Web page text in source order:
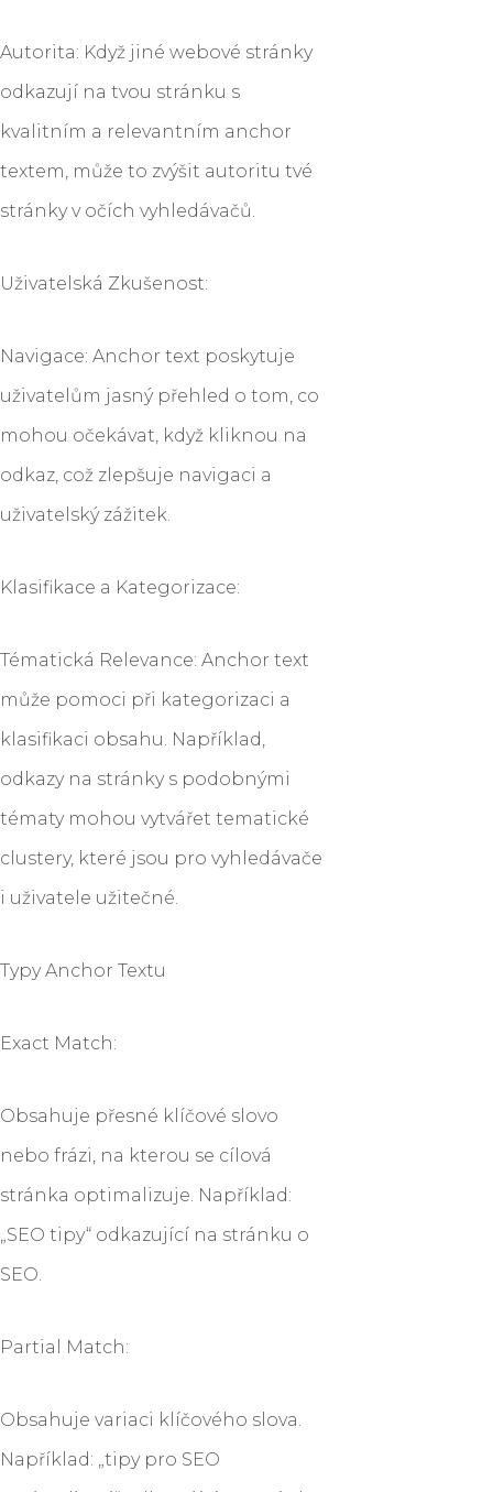
Autorita: Když jiné webové stránky
odkazují na tvou stránku s
kvalitním a relevantním anchor
textem, může to zvýšit autoritu tvé
stránky v očích vyhledávačů.
Uživatelská Zkušenost:
Navigace: Anchor text poskytuje
uživatelům jasný přehled o tom, co
mohou očekávat, když kliknou na
odkaz, což zlepšuje navigaci a
uživatelský zážitek.
Klasifikace a Kategorizace:
Tématická Relevance: Anchor text
může pomoci při kategorizaci a
klasifikaci obsahu. Například,
odkazy na stránky s podobnými
tématy mohou vytvářet tematické
clustery, které jsou pro vyhledávače
i uživatele užitečné.
Typy Anchor Textu
Exact Match:
Obsahuje přesné klíčové slovo
nebo frázi, na kterou se cílová
stránka optimalizuje. Například:
„SEO tipy“ odkazující na stránku o
SEO.
Partial Match:
Obsahuje variaci klíčového slova.
Například: „tipy pro SEO